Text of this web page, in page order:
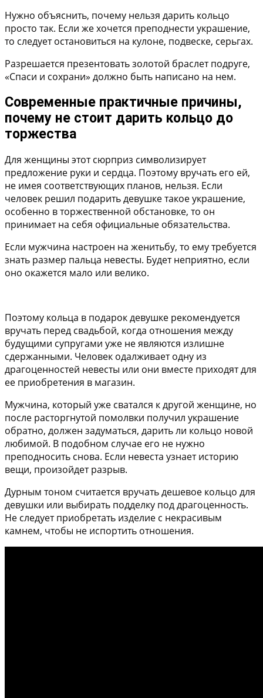
Нужно объяснить, почему нельзя дарить кольцо
просто так. Если же хочется преподнести украшение,
то следует остановиться на кулоне, подвеске, серьгах.
Разрешается презентовать золотой браслет подруге,
«Спаси и сохрани» должно быть написано на нем.
Современные практичные причины,
почему не стоит дарить кольцо до
торжества
Для женщины этот сюрприз символизирует
предложение руки и сердца. Поэтому вручать его ей,
не имея соответствующих планов, нельзя. Если
человек решил подарить девушке такое украшение,
особенно в торжественной обстановке, то он
принимает на себя официальные обязательства.
Если мужчина настроен на женитьбу, то ему требуется
знать размер пальца невесты. Будет неприятно, если
оно окажется мало или велико.
Поэтому кольца в подарок девушке рекомендуется
вручать перед свадьбой, когда отношения между
будущими супругами уже не являются излишне
сдержанными. Человек одалживает одну из
драгоценностей невесты или они вместе приходят для
ее приобретения в магазин.
Мужчина, который уже сватался к другой женщине, но
после расторгнутой помолвки получил украшение
обратно, должен задуматься, дарить ли кольцо новой
любимой. В подобном случае его не нужно
преподносить снова. Если невеста узнает историю
вещи, произойдет разрыв.
Дурным тоном считается вручать дешевое кольцо для
девушки или выбирать подделку под драгоценность.
Не следует приобретать изделие с некрасивым
камнем, чтобы не испортить отношения.